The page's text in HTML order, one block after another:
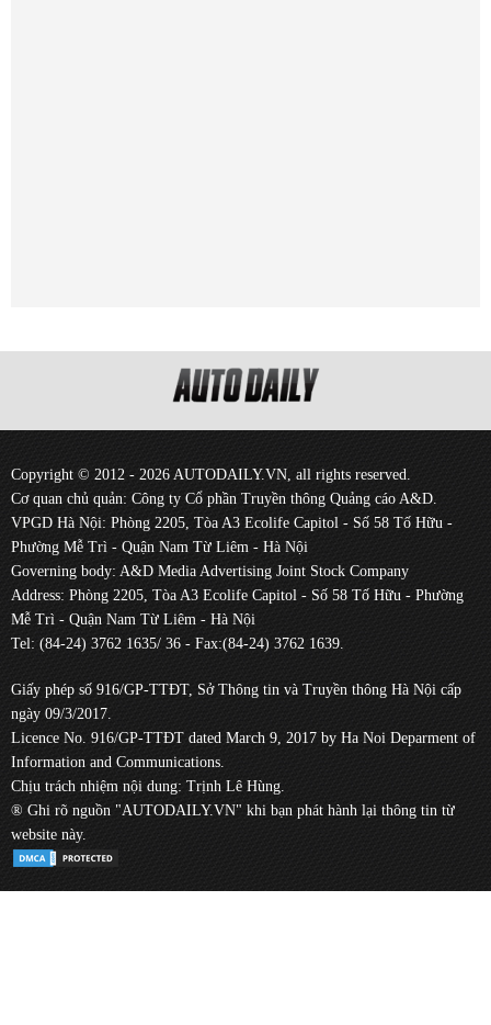
Copyright © 2012 - 2026 AUTODAILY.VN, all rights reserved.
Cơ quan chủ quản: Công ty Cổ phần Truyền thông Quảng cáo A&D.
VPGD Hà Nội: Phòng 2205, Tòa A3 Ecolife Capitol - Số 58 Tố Hữu -
Phường Mễ Trì - Quận Nam Từ Liêm - Hà Nội
Governing body: A&D Media Advertising Joint Stock Company
Address: Phòng 2205, Tòa A3 Ecolife Capitol - Số 58 Tố Hữu - Phường
Mễ Trì - Quận Nam Từ Liêm - Hà Nội
Tel: (84-24) 3762 1635/ 36 - Fax:(84-24) 3762 1639.
Giấy phép số 916/GP-TTĐT, Sở Thông tin và Truyền thông Hà Nội cấp
ngày 09/3/2017.
Licence No. 916/GP-TTĐT dated March 9, 2017 by Ha Noi Deparment of
Information and Communications.
Chịu trách nhiệm nội dung: Trịnh Lê Hùng.
® Ghi rõ nguồn "AUTODAILY.VN" khi bạn phát hành lại thông tin từ
website này.